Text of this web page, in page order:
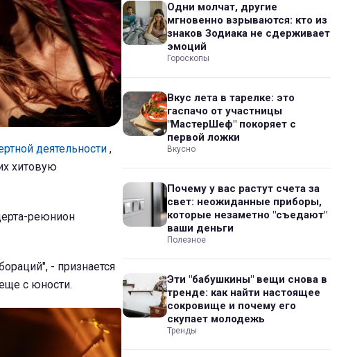
деятельности ,
хитовую
реюнион
- признается
с юности.
Одни молчат, другие
мгновенно взрываются: кто из
знаков Зодиака не сдерживает
эмоций
Гороскопы
Вкус лета в тарелке: это
гаспачо от участницы
"МастерШеф" покоряет с
первой ложки
Вкусно
Почему у вас растут счета за
свет: неожиданные приборы,
которые незаметно "съедают"
ваши деньги
Полезное
Эти "бабушкины" вещи снова в
тренде: как найти настоящее
сокровище и почему его
скупает молодежь
Тренды